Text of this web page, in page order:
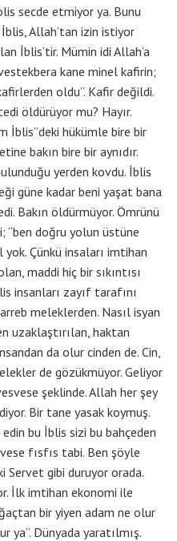
secde etmiyor ya. Bunu
Allah’tan izin istiyor
İblis’tir. Mümin idi Allah’a
kane minel kafirin;
oldu”. Kafir değildi.
öldürüyor mu? Hayır.
hükümle bire bir
bakın bire bir aynıdır.
yerden kovdu. İblis
güne kadar beni yaşat bana
Bakın öldürmüyor. Ömrünü
“ben doğru yolun üstüne
Çünkü insaları imtihan
maddi hiç bir sıkıntısı
insanları zayıf tarafını
meleklerden. Nasıl isyan
uzaklaştırılan, haktan
da olur cinden de. Cin,
de gözükmüyor. Geliyor
şeklinde. Allah her şey
Bir tane yasak koymuş.
bu İblis sizi bu bahçeden
fısfıs tabi. Ben şöyle
Servet gibi duruyor orada.
İlk imtihan ekonomi ile
bir yiyen adam ne olur
ya”. Dünyada yaratılmış.